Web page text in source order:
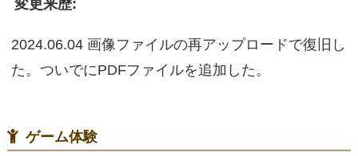
変更来歴:
2024.06.04 画像ファイルの再アップロードで復旧し
た。ついでにPDFファイルを追加した。
ゲーム体験